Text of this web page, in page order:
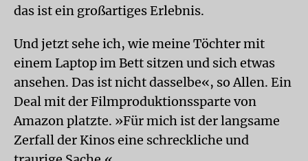
das ist ein großartiges Erlebnis.
Und jetzt sehe ich, wie meine Töchter mit
einem Laptop im Bett sitzen und sich etwas
ansehen. Das ist nicht dasselbe«, so Allen. Ein
Deal mit der Filmproduktionssparte von
Amazon platzte. »Für mich ist der langsame
Zerfall der Kinos eine schreckliche und